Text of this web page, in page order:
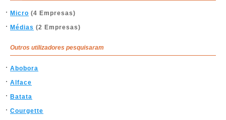
Micro (4 Empresas)
Médias (2 Empresas)
Outros utilizadores pesquisaram
Abobora
Alface
Batata
Courgette